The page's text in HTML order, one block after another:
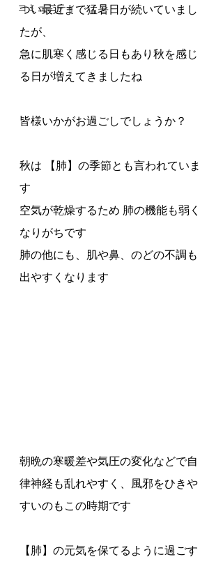
コミュニティ
つい最近まで猛暑日が続いていまし
たが、
急に肌寒く感じる日もあり秋を感じ
る日が増えてきましたね
皆様いかがお過ごしでしょうか？
秋は 【肺】の季節とも言われていま
す
空気が乾燥するため 肺の機能も弱く
なりがちです
肺の他にも、肌や鼻、のどの不調も
出やすくなります
朝晩の寒暖差や気圧の変化などで自
律神経も乱れやすく、風邪をひきや
すいのもこの時期です
【肺】の元気を保てるように過ごす